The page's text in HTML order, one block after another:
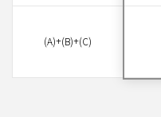
(A)+(B)+(C)